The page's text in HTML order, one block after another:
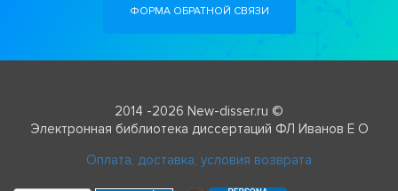
ФОРМА ОБРАТНОЙ СВЯЗИ
2014 -2026 New-disser.ru ©
Электронная библиотека диссертаций ФЛ Иванов Е О
Оплата, доставка, условия возврата